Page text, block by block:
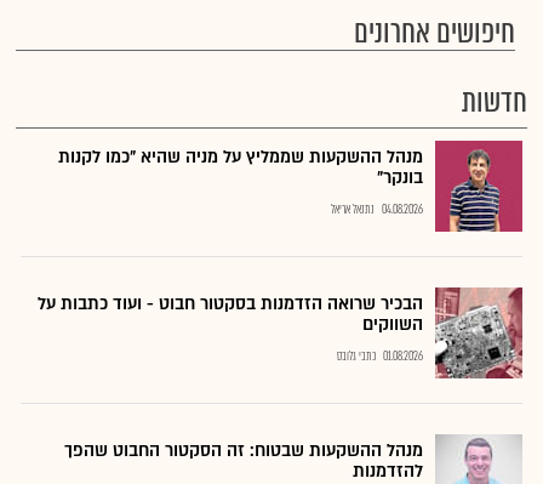
חיפושים אחרונים
חדשות
מנהל ההשקעות שממליץ על מניה שהיא "כמו לקנות
בונקר"
04.08.2026 נתנאל אריאל
הבכיר שרואה הזדמנות בסקטור חבוט - ועוד כתבות על
השווקים
01.08.2026 כתבי גלובס
מנהל ההשקעות שבטוח: זה הסקטור החבוט שהפך
להזדמנות